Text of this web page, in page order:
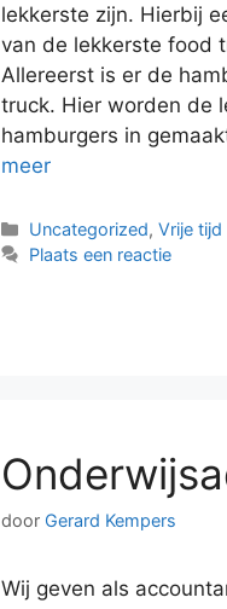
lekkerste zijn. Hierbij
van de lekkerste food
Allereerst is er de
truck. Hier worden de
hamburgers in
meer
Categorieën
Uncategorized,Vrije tijd
Plaats een reactie
door Gerard Kempers
Wij geven als